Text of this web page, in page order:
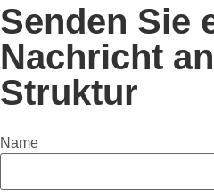
Senden Sie
Nachricht
Struktur
Name